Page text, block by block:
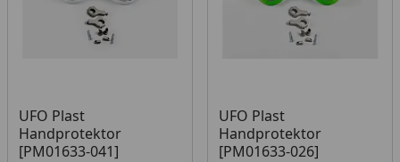
UFO Plast
Handprotektor
[PM01633-041]
Produkt nicht lieferbar
UFO Plast
Handprotektor
[PM01633-026]
Produkt nicht lieferbar